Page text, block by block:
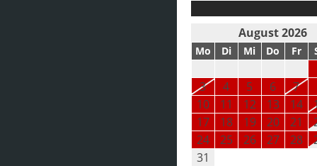
August 2026
Mo Di Mi Do Fr
3
4 5 6 7
10
11 12 13 14
17
18 19 20 21
24
25 26 27 28
31